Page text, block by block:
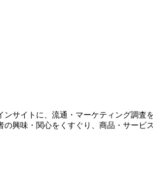
サイトに、流通・マーケティング調
興味・関心をくすぐり、商品・サー